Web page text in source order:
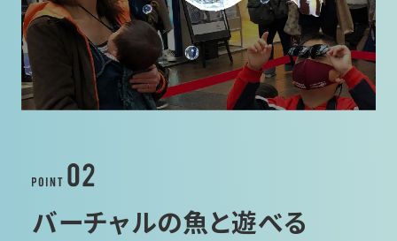
バーチャルの魚と遊べる